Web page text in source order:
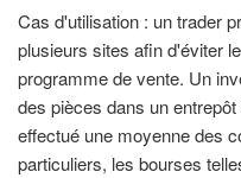
Cas d'utilisation : un trader
plusieurs sites afin d'éviter
programme de vente. Un
des pièces dans un
effectué une moyenne des
particuliers, les bourses